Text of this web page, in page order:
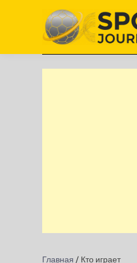
содержимому
Главная / Кто играет